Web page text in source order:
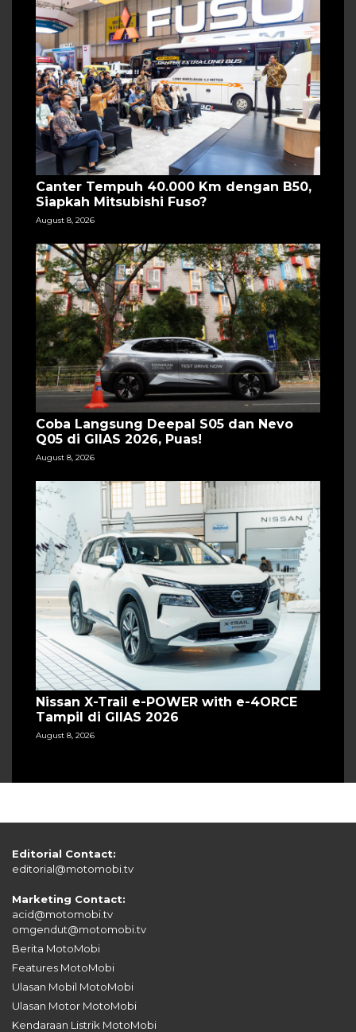
Canter Tempuh 40.000 Km dengan B50,
Siapkah Mitsubishi Fuso?
August 8, 2026
Coba Langsung Deepal S05 dan Nevo
Q05 di GIIAS 2026, Puas!
August 8, 2026
Nissan X-Trail e-POWER with e-4ORCE
Tampil di GIIAS 2026
August 8, 2026
Editorial Contact:
editorial@motomobi.tv
Marketing Contact:
acid@motomobi.tv
omgendut@motomobi.tv
Berita MotoMobi
Features MotoMobi
Ulasan Mobil MotoMobi
Ulasan Motor MotoMobi
Kendaraan Listrik MotoMobi